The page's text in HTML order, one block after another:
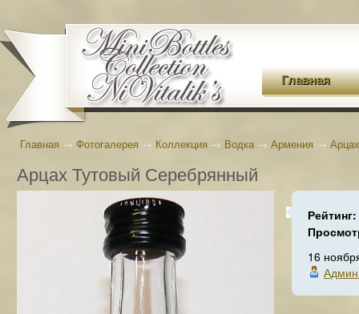
Главная
Главная → Фотогалерея → Коллекция → Водка→ Армения →
Арцах Тутовый Серебрянный
Рейтинг:
16